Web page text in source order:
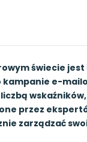
świecie
kampanie e-
przez
zarządzać